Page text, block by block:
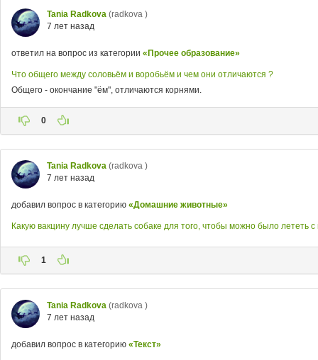
Tania Radkova (radkova )
7 лет назад
ответил на вопрос из категории «Прочее образование»
Что общего между соловьём и воробьём и чем они отличаются ?
Общего - окончание "ём", отличаются корнями.
0
Tania Radkova (radkova )
7 лет назад
добавил вопрос в категорию «Домашние животные»
Какую вакцину лучше сделать собаке для того, чтобы можно было лететь с
1
Tania Radkova (radkova )
7 лет назад
добавил вопрос в категорию «Текст»